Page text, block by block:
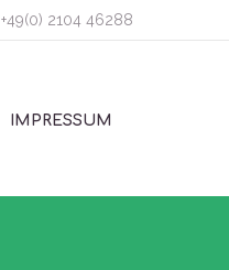
+49(0) 2104 46288
IMPRESSUM